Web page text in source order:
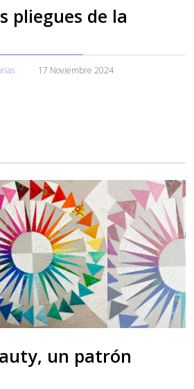
pliegues de la
17 Noviembre 2024
un patrón